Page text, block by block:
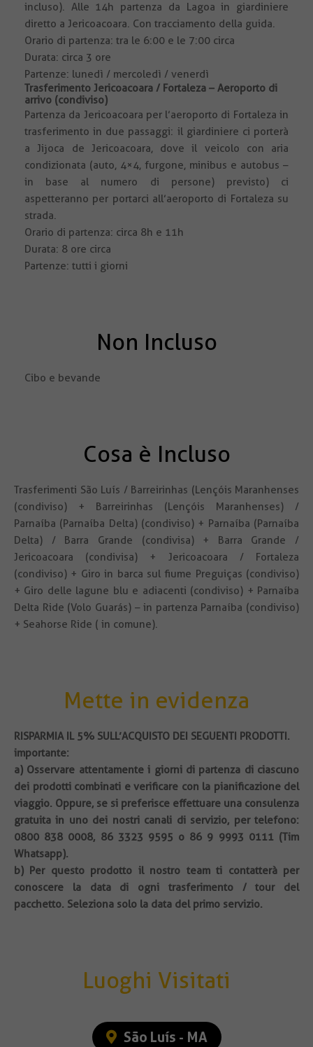
incluso). Alle 14h partenza da Lagoa in giardiniere
diretto a Jericoacoara. Con tracciamento della guida.
Orario di partenza: tra le 6:00 e le 7:00 circa
Durata: circa 3 ore
Partenze: lunedì / mercoledì / venerdì
Trasferimento Jericoacoara / Fortaleza – Aeroporto di
arrivo (condiviso)
Partenza da Jericoacoara per l’aeroporto di Fortaleza in
trasferimento in due passaggi: il giardiniere ci porterà
a Jijoca de Jericoacoara, dove il veicolo con aria
condizionata (auto, 4×4, furgone, minibus e autobus –
in base al numero di persone) previsto) ci
aspetteranno per portarci all’aeroporto di Fortaleza su
strada.
Orario di partenza: circa 8h e 11h
Durata: 8 ore circa
Partenze: tutti i giorni
Non Incluso
Cibo e bevande
Cosa è Incluso
Trasferimenti São Luís / Barreirinhas (Lençóis Maranhenses
(condiviso) + Barreirinhas (Lençóis Maranhenses) /
Parnaíba (Parnaíba Delta) (condiviso) + Parnaíba (Parnaíba
Delta) / Barra Grande (condivisa) + Barra Grande /
Jericoacoara (condivisa) + Jericoacoara / Fortaleza
(condiviso) + Giro in barca sul fiume Preguiças (condiviso)
+ Giro delle lagune blu e adiacenti (condiviso) + Parnaíba
Delta Ride (Volo Guarás) – in partenza Parnaíba (condiviso)
+ Seahorse Ride ( in comune).
Mette in evidenza
RISPARMIA IL 5% SULL’ACQUISTO DEI SEGUENTI PRODOTTI.
importante:
a) Osservare attentamente i giorni di partenza di ciascuno
dei prodotti combinati e verificare con la pianificazione del
viaggio. Oppure, se si preferisce effettuare una consulenza
gratuita in uno dei nostri canali di servizio, per telefono:
0800 838 0008, 86 3323 9595 o 86 9 9993 0111 (Tim
Whatsapp).
b) Per questo prodotto il nostro team ti contatterà per
conoscere la data di ogni trasferimento / tour del
pacchetto. Seleziona solo la data del primo servizio.
Luoghi Visitati
São Luís - MA